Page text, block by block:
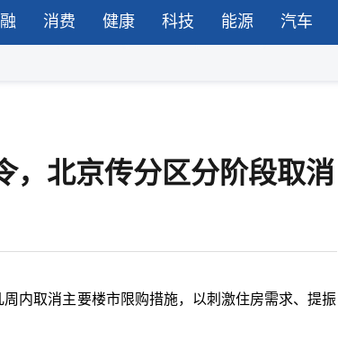
消费 健康 科技 能源 汽车
，北京传分区分阶段取消
内取消主要楼市限购措施，以刺激住房需求、提振